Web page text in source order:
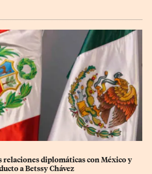
relaciones diplomáticas con México y
a Betssy Chávez